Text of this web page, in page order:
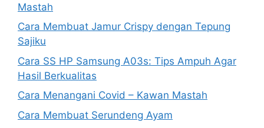
Mastah
Cara Membuat Jamur Crispy dengan Tepung
Sajiku
Cara SS HP Samsung A03s: Tips Ampuh Agar
Hasil Berkualitas
Cara Menangani Covid – Kawan Mastah
Cara Membuat Serundeng Ayam